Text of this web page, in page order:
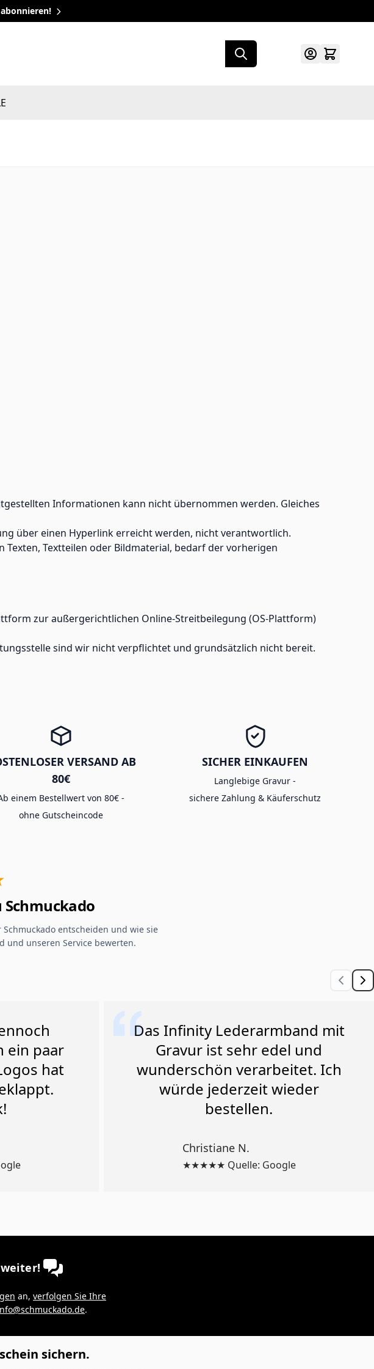
Informationen kann nicht übernommen werden. Gleiches
über einen Hyperlink erreicht werden, nicht verantwortlich.
Textteilen oder Bildmaterial, bedarf der vorherigen
zur außergerichtlichen Online-Streitbeilegung (OS-Plattform)
sind wir nicht verpflichtet und grundsätzlich nicht bereit.
VERSAND AB
80€
einem Bestellwert von 80€ -
ohne Gutscheincode
SICHER EINKAUFEN
Langlebige Gravur -
sichere Zahlung & Käuferschutz
entscheiden und wie sie
und unseren Service bewerten.
ein paar
hat
Das Infinity Lederarmband mit
Gravur ist sehr edel und
wunderschön verarbeitet. Ich
würde jederzeit wieder
bestellen.
Christiane N.
★★★★★ Quelle: Google
an, verfolgen Sie Ihre
.
sichern.